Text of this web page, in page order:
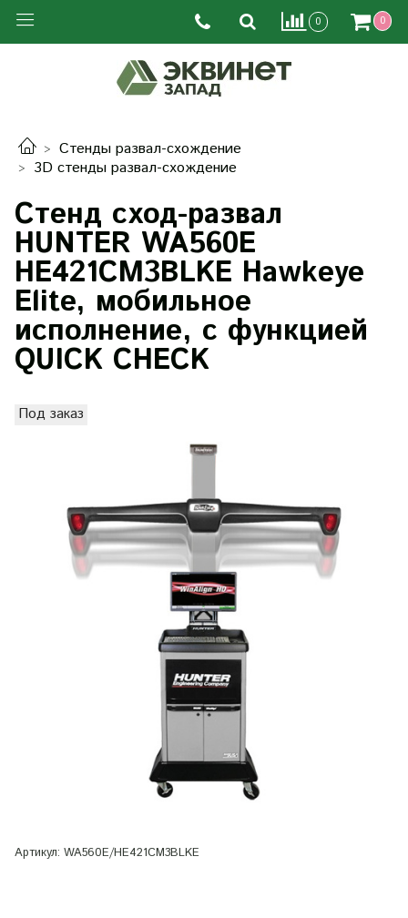
0 0
Стенды развал-схождение
3D стенды развал-схождение
Стенд сход-развал
HUNTER WA560E
HE421CM3BLKE Hawkeye
Elite, мобильное
исполнение, с функцией
QUICK CHECK
Под заказ
Артикул: WA560E/HE421CM3BLKE